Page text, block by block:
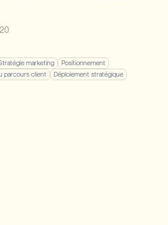
marketing
Positionnement
parcours client
Déploiement stratégique